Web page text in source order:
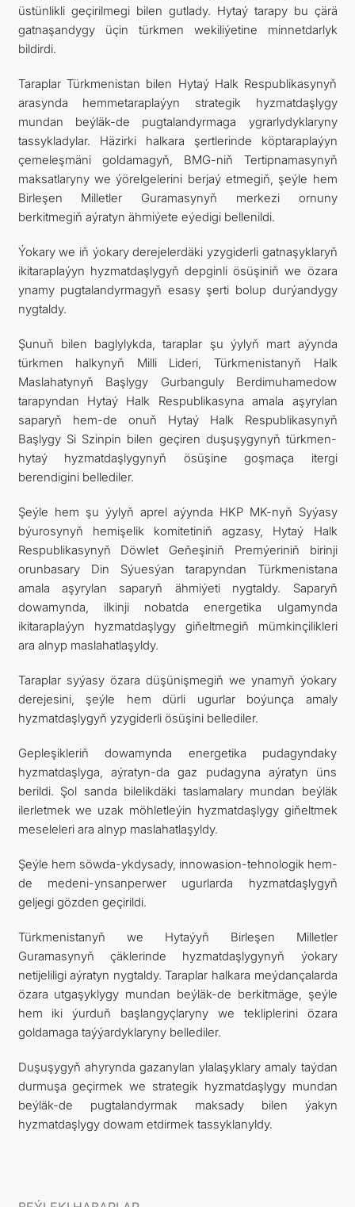
üstünlikli geçirilmegi bilen gutlady. Hytaý tarapy bu çärä
gatnaşandygy üçin türkmen wekiliýetine minnetdarlyk
bildirdi.
Taraplar Türkmenistan bilen Hytaý Halk Respublikasynyň
arasynda hemmetaraplaýyn strategik hyzmatdaşlygy
mundan beýläk-de pugtalandyrmaga ygrarlydyklaryny
tassykladylar. Häzirki halkara şertlerinde köptaraplaýyn
çemeleşmäni goldamagyň, BMG-niň Tertipnamasynyň
maksatlaryny we ýörelgelerini berjaý etmegiň, şeýle hem
Birleşen Milletler Guramasynyň merkezi ornuny
berkitmegiň aýratyn ähmiýete eýedigi bellenildi.
Ýokary we iň ýokary derejelerdäki yzygiderli gatnaşyklaryň
ikitaraplaýyn hyzmatdaşlygyň depginli ösüşiniň we özara
ynamy pugtalandyrmagyň esasy şerti bolup durýandygy
nygtaldy.
Şunuň bilen baglylykda, taraplar şu ýylyň mart aýynda
türkmen halkynyň Milli Lideri, Türkmenistanyň Halk
Maslahatynyň Başlygy Gurbanguly Berdimuhamedow
tarapyndan Hytaý Halk Respublikasyna amala aşyrylan
saparyň hem-de onuň Hytaý Halk Respublikasynyň
Başlygy Si Szinpin bilen geçiren duşuşygynyň türkmen-
hytaý hyzmatdaşlygynyň ösüşine goşmaça itergi
berendigini bellediler.
Şeýle hem şu ýylyň aprel aýynda HKP MK-nyň Syýasy
býurosynyň hemişelik komitetiniň agzasy, Hytaý Halk
Respublikasynyň Döwlet Geňeşiniň Premýeriniň birinji
orunbasary Din Sýuesýan tarapyndan Türkmenistana
amala aşyrylan saparyň ähmiýeti nygtaldy. Saparyň
dowamynda, ilkinji nobatda energetika ulgamynda
ikitaraplaýyn hyzmatdaşlygy giňeltmegiň mümkinçilikleri
ara alnyp maslahatlaşyldy.
Taraplar syýasy özara düşünişmegiň we ynamyň ýokary
derejesini, şeýle hem dürli ugurlar boýunça amaly
hyzmatdaşlygyň yzygiderli ösüşini bellediler.
Gepleşikleriň dowamynda energetika pudagyndaky
hyzmatdaşlyga, aýratyn-da gaz pudagyna aýratyn üns
berildi. Şol sanda bilelikdäki taslamalary mundan beýläk
ilerletmek we uzak möhletleýin hyzmatdaşlygy giňeltmek
meseleleri ara alnyp maslahatlaşyldy.
Şeýle hem söwda-ykdysady, innowasion-tehnologik hem-
de medeni-ynsanperwer ugurlarda hyzmatdaşlygyň
geljegi gözden geçirildi.
Türkmenistanyň we Hytaýyň Birleşen Milletler
Guramasynyň çäklerinde hyzmatdaşlygynyň ýokary
netijeliligi aýratyn nygtaldy. Taraplar halkara meýdançalarda
özara utgaşyklygy mundan beýläk-de berkitmäge, şeýle
hem iki ýurduň başlangyçlaryny we tekliplerini özara
goldamaga taýýardyklaryny bellediler.
Duşuşygyň ahyrynda gazanylan ylalaşyklary amaly taýdan
durmuşa geçirmek we strategik hyzmatdaşlygy mundan
beýläk-de pugtalandyrmak maksady bilen ýakyn
hyzmatdaşlygy dowam etdirmek tassyklanyldy.